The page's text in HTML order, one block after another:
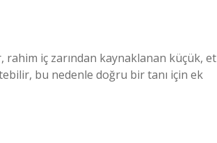
iç zarından kaynaklanan küçük, et
bu nedenle doğru bir tanı için ek